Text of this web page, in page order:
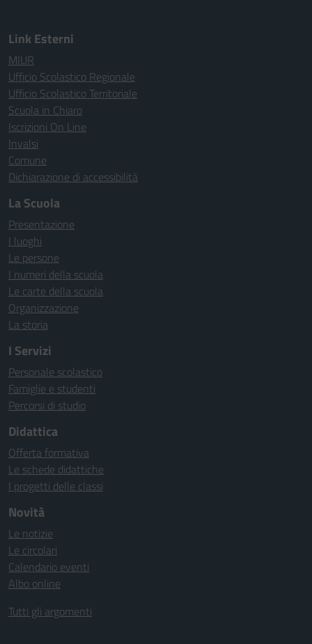
Link Esterni
MIUR
Ufficio Scolastico Regionale
Ufficio Scolastico Territoriale
Scuola in Chiaro
Iscrizioni On Line
Invalsi
Comune
Dichiarazione di accessibilità
La Scuola
Presentazione
I luoghi
Le persone
I numeri della scuola
Le carte della scuola
Organizzazione
La storia
I Servizi
Personale scolastico
Famiglie e studenti
Percorsi di studio
Didattica
Offerta formativa
Le schede didattiche
I progetti delle classi
Novità
Le notizie
Le circolari
Calendario eventi
Albo online
Tutti gli argomenti